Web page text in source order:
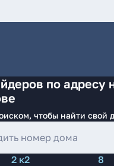
по адресу
чтобы найти свой
2 к2
8